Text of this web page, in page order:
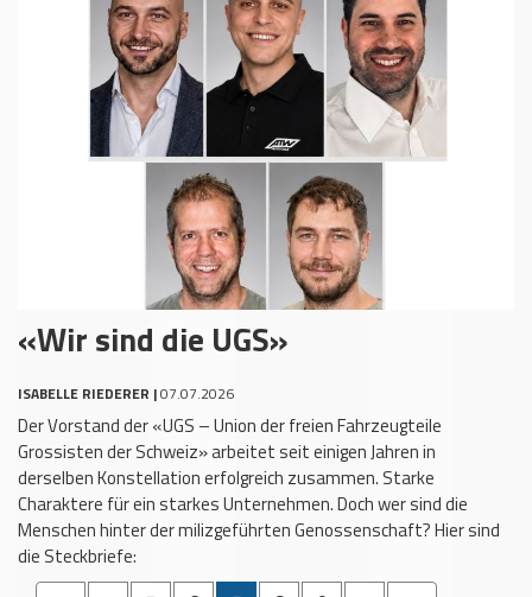
«Wir sind die UGS»
ISABELLE RIEDERER |07.07.2026
Der Vorstand der «UGS – Union der freien Fahrzeugteile
Grossisten der Schweiz» arbeitet seit einigen Jahren in
derselben Konstellation erfolgreich zusammen. Starke
Charaktere für ein starkes Unternehmen. Doch wer sind die
Menschen hinter der milizgeführten Genossenschaft? Hier sind
die Steckbriefe: